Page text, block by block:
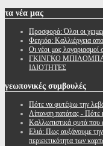
τα νέα μας
Προσφορά: Όλοι οι
Φειγιόα: Καλλιέργεια
Oι νέοι μας
ΓΚΙΝΓΚΟ ΜΠΙΛΟΜΠΑ
ΙΔΙΟΤΗΤΕΣ
γεωπονικές συμβουλές
Πότε να φυτέψω την
Λίπανση πατάτας - Πότε
Καλλωπιστικά φυτά που
Ελιά: Πως αυξάνουμε
περιεκτικότητα των